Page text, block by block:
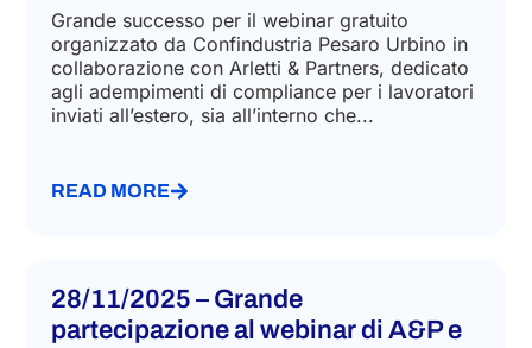
lavoratori e la compliance
transfrontaliera
Maggio 29, 2026
Grande successo per il webinar gratuito
organizzato da Confindustria Pesaro Urbino in
inviati all’estero, sia all’interno che...